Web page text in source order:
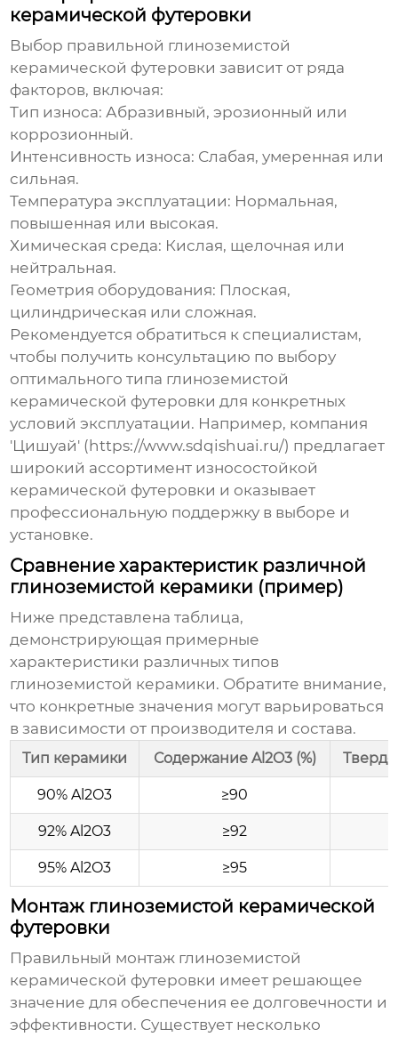
керамической футеровки
Выбор правильной глиноземистой
керамической футеровки зависит от ряда
факторов, включая:
Тип износа: Абразивный, эрозионный или
коррозионный.
Интенсивность износа: Слабая, умеренная или
сильная.
Температура эксплуатации: Нормальная,
повышенная или высокая.
Химическая среда: Кислая, щелочная или
нейтральная.
Геометрия оборудования: Плоская,
цилиндрическая или сложная.
Рекомендуется обратиться к специалистам,
чтобы получить консультацию по выбору
оптимального типа глиноземистой
керамической футеровки для конкретных
условий эксплуатации. Например, компания
'Цишуай' ( https://www.sdqishuai.ru/) предлагает
широкий ассортимент износостойкой
керамической футеровки и оказывает
профессиональную поддержку в выборе и
установке.
Сравнение характеристик различной
глиноземистой керамики (пример)
Ниже представлена таблица,
демонстрирующая примерные
характеристики различных типов
глиноземистой керамики. Обратите внимание,
что конкретные значения могут варьироваться
в зависимости от производителя и состава.
Тип керамики Содержание Al2O3 (%)
90% Al2O3 ≥90
92% Al2O3 ≥92
95% Al2O3 ≥95
Монтаж глиноземистой керамической
футеровки
Правильный монтаж глиноземистой
керамической футеровки имеет решающее
значение для обеспечения ее долговечности и
эффективности. Существует несколько